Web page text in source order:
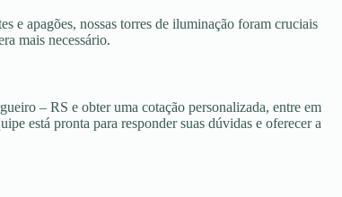
e apagões, nossas torres de iluminação foram cruciais
mais necessário.
– RS e obter uma cotação personalizada, entre em
está pronta para responder suas dúvidas e oferecer a